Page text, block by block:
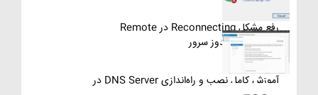
رفع مشکل Reconnecting در Remote
Desktop ویندوز سرور
آموزش کامل نصب و راه‌اندازی DNS Server در